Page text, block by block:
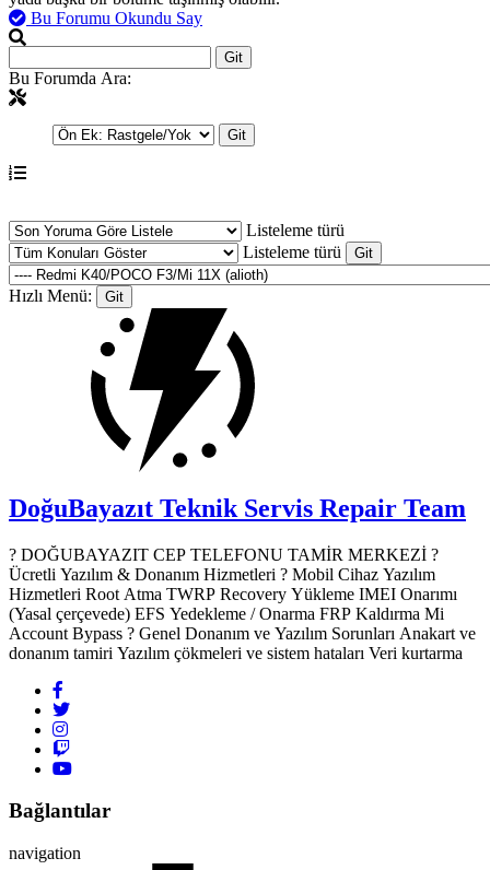
Bu Forumu Okundu Say
Bu Forumda Ara:
Listeleme türü
Listeleme türü
Hızlı Menü:
DoğuBayazıt Teknik Servis Repair Team
? DOĞUBAYAZIT CEP TELEFONU TAMİR MERKEZİ ?️
Ücretli Yazılım & Donanım Hizmetleri ? Mobil Cihaz Yazılım
Hizmetleri Root Atma TWRP Recovery Yükleme IMEI Onarımı
(Yasal çerçevede) EFS Yedekleme / Onarma FRP Kaldırma Mi
Account Bypass ? Genel Donanım ve Yazılım Sorunları Anakart ve
donanım tamiri Yazılım çökmeleri ve sistem hataları Veri kurtarma
Bağlantılar
navigation